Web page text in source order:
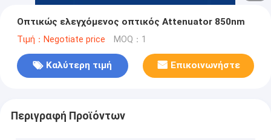
Οπτικώς ελεγχόμενος οπτικός Attenuator 850nm
Τιμή：Negotiate price MOQ：1
Καλύτερη τιμή Επικοινωνήστε
Περιγραφή Προϊόντων